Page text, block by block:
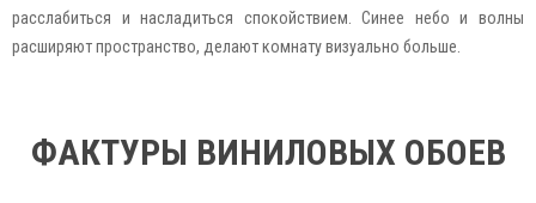
расслабиться и насладиться спокойствием. Синее небо и волны
расширяют пространство, делают комнату визуально больше.
ФАКТУРЫ ВИНИЛОВЫХ ОБОЕВ